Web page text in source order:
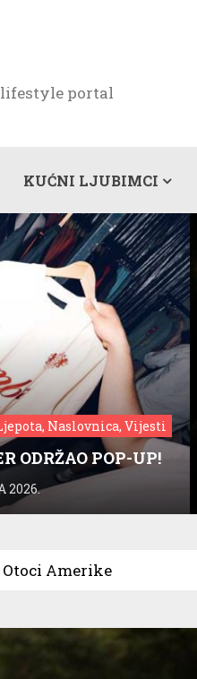
portal
KUĆNI LJUBIMCI
Naslovnica, Vijesti
ODRŽAO POP-UP!
2026.
Amerike